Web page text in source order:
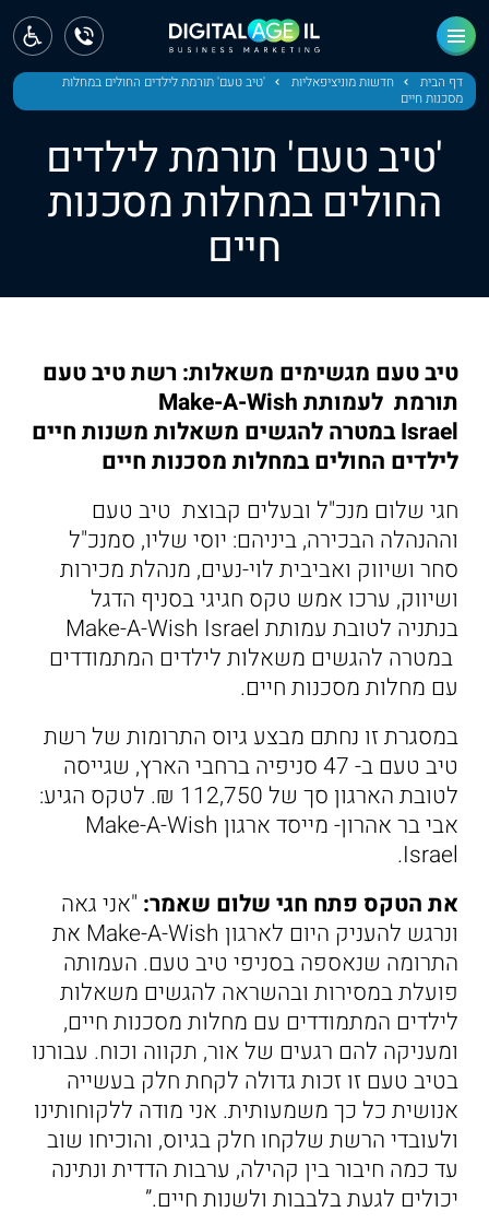
דף הבית חדשות מוניציפאליות
'טיב טעם' תורמת לילדים החולים במחלות
מסכנות חיים
'טיב טעם' תורמת לילדים
החולים במחלות מסכנות
חיים
טיב טעם מגשימים משאלות: רשת טיב טעם
תורמת לעמותת Make-A-Wish
Israel במטרה להגשים משאלות משנות חיים
לילדים החולים במחלות מסכנות חיים
חגי שלום מנכ"ל ובעלים קבוצת טיב טעם
וההנהלה הבכירה, ביניהם: יוסי שליו, סמנכ"ל
סחר ושיווק ואביבית לוי-נעים, מנהלת מכירות
ושיווק, ערכו אמש טקס חגיגי בסניף הדגל
בנתניה לטובת עמותת Make-A-Wish Israel
במטרה להגשים משאלות לילדים המתמודדים
עם מחלות מסכנות חיים.
במסגרת זו נחתם מבצע גיוס התרומות של רשת
טיב טעם ב- 47 סניפיה ברחבי הארץ, שגייסה
לטובת הארגון סך של 112,750 ₪. לטקס הגיע:
אבי בר אהרון- מייסד ארגון Make-A-Wish
Israel.
את הטקס פתח חגי שלום שאמר: "אני גאה
ונרגש להעניק היום לארגון Make-A-Wish את
התרומה שנאספה בסניפי טיב טעם. העמותה
פועלת במסירות ובהשראה להגשים משאלות
לילדים המתמודדים עם מחלות מסכנות חיים,
ומעניקה להם רגעים של אור, תקווה וכוח. עבורנו
בטיב טעם זו זכות גדולה לקחת חלק בעשייה
אנושית כל כך משמעותית. אני מודה ללקוחותינו
ולעובדי הרשת שלקחו חלק בגיוס, והוכיחו שוב
עד כמה חיבור בין קהילה, ערבות הדדית ונתינה
יכולים לגעת בלבבות ולשנות חיים.”
ראשי
חדשות
מחוז חיפה
מחוז מרכז
תל אביב